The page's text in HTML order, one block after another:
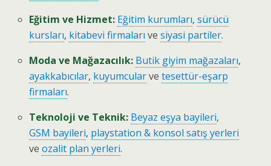
Eğitim ve Hizmet: Eğitim kurumları,sürücü
kursları, kitabevi firmaları vesiyasi partiler.
Moda ve Mağazacılık: Butik giyim mağazaları,
ayakkabıcılar, kuyumcularvetesettür-eşarp
firmaları.
Teknoloji ve Teknik: Beyaz eşya bayileri,
GSM bayileri, playstation & konsol satış yerleri
veozalit plan yerleri.